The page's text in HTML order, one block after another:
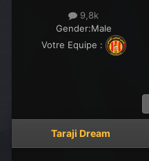
9,8k
Gender:Male
Votre Equipe :
Taraji Dream